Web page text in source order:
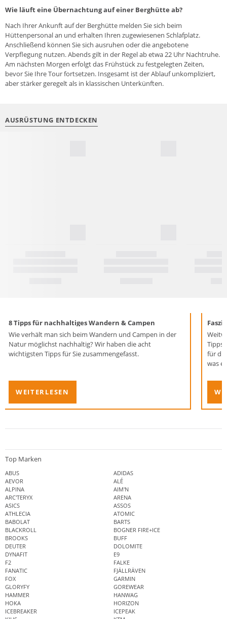
Wie läuft eine Übernachtung auf einer Berghütte ab?
Nach Ihrer Ankunft auf der Berghütte melden Sie sich beim
Hüttenpersonal an und erhalten Ihren zugewiesenen Schlafplatz.
Anschließend können Sie sich ausruhen oder die angebotene
Verpflegung nutzen. Abends gilt in der Regel ab etwa 22 Uhr Nachtruhe.
Am nächsten Morgen erfolgt das Frühstück zu festgelegten Zeiten,
bevor Sie Ihre Tour fortsetzen. Insgesamt ist der Ablauf unkompliziert,
aber stärker geregelt als in klassischen Unterkünften.
AUSRÜSTUNG ENTDECKEN
8 Tipps für nachhaltiges Wandern & Campen
Wie verhält man sich beim Wandern und Campen in der
Natur möglichst nachhaltig? Wir haben die acht
wichtigsten Tipps für Sie zusammengefasst.
WEITERLESEN
Tipps
für
was es als
Top Marken
ABUS
ADIDAS
AEVOR
ALÉ
ALPINA
AIM'N
ARC'TERYX
ARENA
ASICS
ASSOS
ATHLECIA
ATOMIC
BABOLAT
BARTS
BLACKROLL
BOGNER FIRE+ICE
BROOKS
BUFF
DEUTER
DOLOMITE
DYNAFIT
E9
F2
FALKE
FANATIC
FJÄLLRÄVEN
FOX
GARMIN
GLORYFY
GOREWEAR
HAMMER
HANWAG
HOKA
HORIZON
ICEBREAKER
ICEPEAK